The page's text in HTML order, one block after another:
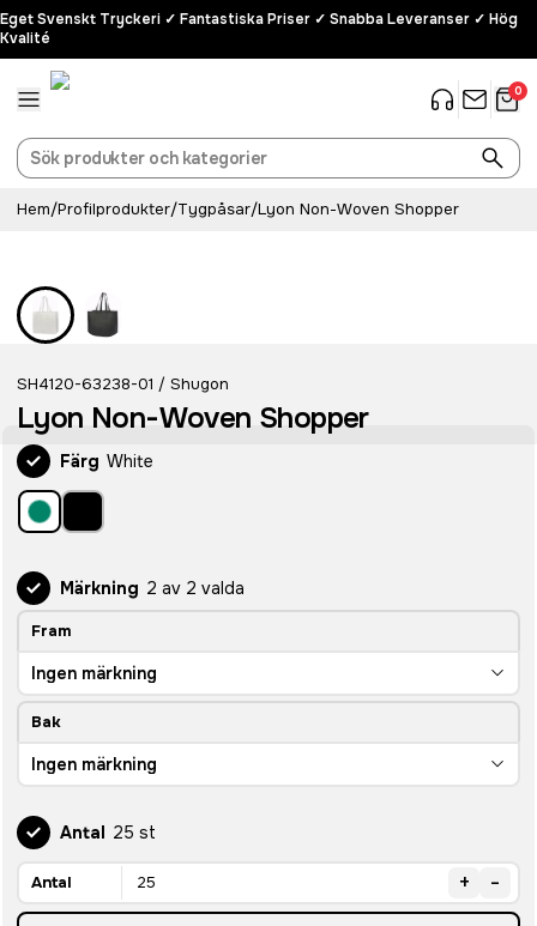
Eget Svenskt Tryckeri ✓ Fantastiska Priser ✓ Snabba Leveranser ✓ Hög
Kvalité
0
Hem/Profilprodukter/Tygpåsar/Lyon Non-Woven Shopper
SH4120-63238-01 / Shugon
Lyon Non-Woven Shopper
Färg White
Märkning 2 av 2 valda
Fram
Ingen märkning
Bak
Ingen märkning
Antal 25 st
Antal + -